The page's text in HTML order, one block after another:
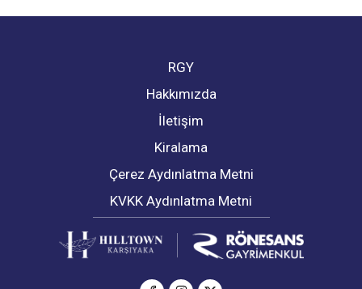
RGY
Hakkımızda
İletişim
Kiralama
Çerez Aydınlatma Metni
KVKK Aydınlatma Metni